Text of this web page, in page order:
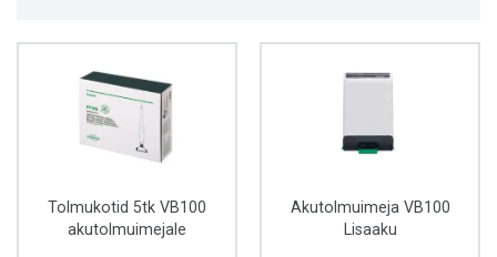
Tolmukotid 5tk VB100
akutolmuimejale
Akutolmuimeja VB100
Lisaaku